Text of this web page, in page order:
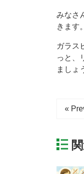
みなさ
きます
ガラス
っと、
ましょ
«